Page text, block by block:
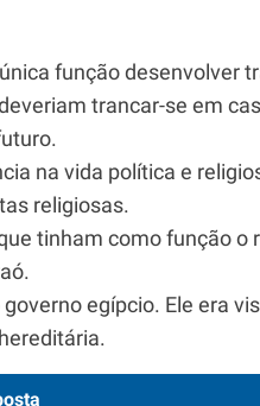
função desenvolver
trancar-se em
na vida política e
religiosas.
tinham como função o
egípcio. Ele era